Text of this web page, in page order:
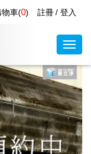
註冊 登入
物車(0)